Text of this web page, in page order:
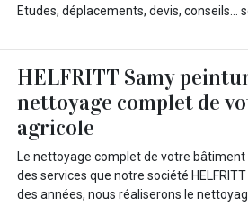
Etudes, déplacements, devis,
HELFRITT Samy
nettoyage complet de
agricole
Le nettoyage complet de votre
des services que notre société
des années, nous réaliserons le